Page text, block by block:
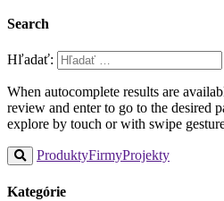
Search
Hľadať:
When autocomplete results are
review and enter to go to the desired
explore by touch or with swipe
ProduktyFirmyProjekty
Kategórie